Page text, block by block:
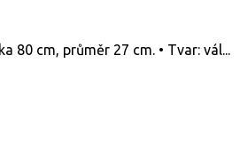
80 cm, průměr 27 cm. • Tvar: vál...